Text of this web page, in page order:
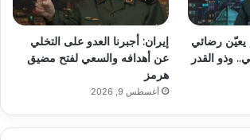
يعيّن رضائي
وذو القدر
إيران: أجبرنا العدو على التخلي
عن أهدافه والسعي لفتح مضيق
هرمز
أغسطس 9, 2026